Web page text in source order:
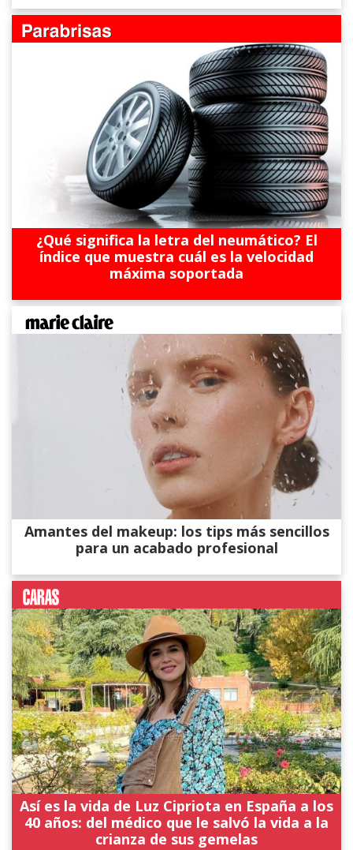
¿Qué significa la letra del neumático? El
índice que muestra cuál es la velocidad
máxima soportada
Amantes del makeup: los tips más sencillos
para un acabado profesional
Así es la vida de Luz Cipriota en España a los
40 años: del médico que le salvó la vida a la
crianza de sus gemelas